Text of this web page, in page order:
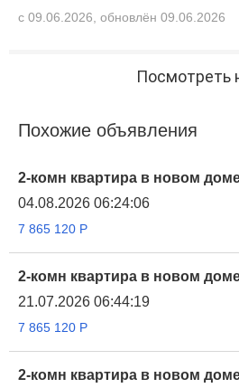
с 09.06.2026, обновлён 09.06.2026
Посмотреть
Похожие объявления
2-комн квартира в новом
04.08.2026 06:24:06
7 865 120 Р
2-комн квартира в новом
21.07.2026 06:44:19
7 865 120 Р
2-комн квартира в новом